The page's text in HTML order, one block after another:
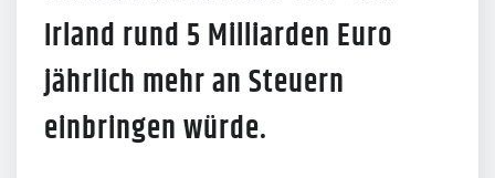
Irland rund 5 Milliarden Euro
jährlich mehr an Steuern
einbringen würde.